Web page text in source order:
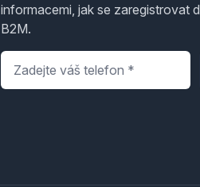
informacemi, jak se zaregistrovat
B2M.
Telefon